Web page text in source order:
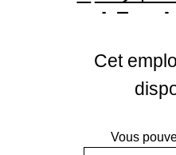
Cet
Vous